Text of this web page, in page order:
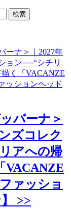
検索
ーナ＞｜2027年
ョン──“シチリ
く「VACANZE
ッションヘッド
バーナ＞
ズコレク
アへの帰
VACANZE
ァッショ
>>